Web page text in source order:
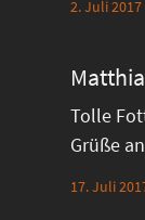
2. Juli 2017
Tolle
Grüße
17. Juli